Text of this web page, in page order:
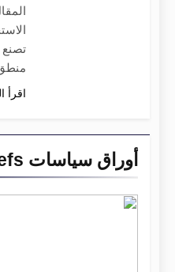
أوراق سياسات policy-briefs
تصنع
اقرأ